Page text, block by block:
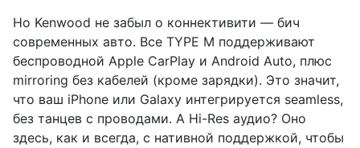
Но Kenwood не забыл о коннективити — бич
современных авто. Все TYPE M поддерживают
беспроводной Apple CarPlay и Android Auto, плюс
mirroring без кабелей (кроме зарядки). Это значит,
что ваш iPhone или Galaxy интегрируется seamless,
без танцев с проводами. А Hi-Res аудио? Оно
здесь, как и всегда, с нативной поддержкой, чтобы